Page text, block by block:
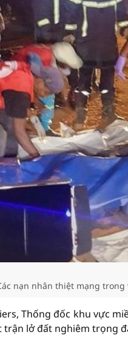
nạn nhân thiệt mạng trong
Thống đốc khu vực
lở đất nghiêm trọng